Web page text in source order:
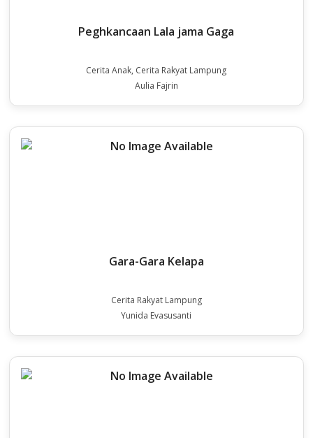
Peghkancaan Lala jama Gaga
Cerita Anak, Cerita Rakyat Lampung
Aulia Fajrin
Gara-Gara Kelapa
Cerita Rakyat Lampung
Yunida Evasusanti